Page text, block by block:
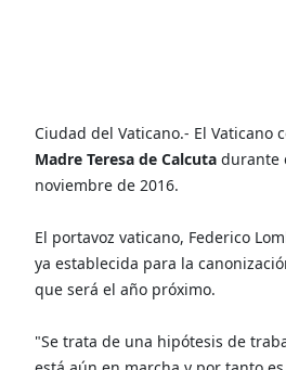
Ciudad del Vaticano.- El
Madre Teresa de Calcuta durante
noviembre de 2016.
El portavoz vaticano, Federico
ya establecida para la
que será el año próximo.
"Se trata de una hipótesis de